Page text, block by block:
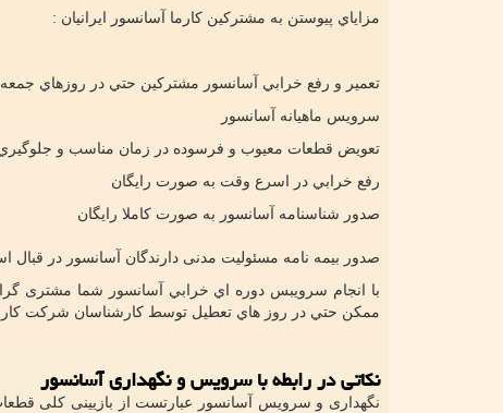
مزاياي پيوستن به مشتركين کارما آسانسور ایرانیان :
تعمير و رفع خرابي آسانسور مشتركين حتي در روزهاي جمعه
سرويس ماهيانه آسانسور
تعويض قطعات معيوب و فرسوده در زمان مناسب و
رفع خرابي در اسرع وقت به صورت رايگان
صدور شناسنامه آسانسور به صورت کاملا رایگان
صدور بيمه نامه مسئولیت مدنی دارندگان آسانسور در قبال
با انجام سرويبس دوره اي خرابي آسانسور شما مشتری
ممكن حتي در روز هاي تعطيل توسط كارشناسان شرکت
نکاتی در رابطه با سرویس و نگهداری آسانسور
نگهداری و سرویس آسانسور عبارتست از بازیینی کلی